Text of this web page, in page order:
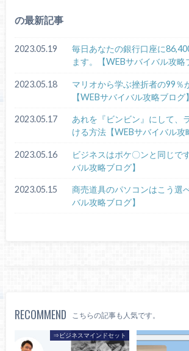
の最新記事
2023.05.19
毎日あなたの銀行口座に
ます。【WEBサバイバル攻略
2023.05.18
マリオから学ぶ挫折者の99％
【WEBサバイバル攻略ブログ】
2023.05.17
あれを『ビンビン』にして、
ける方法【WEBサバイバル攻
2023.05.16
ビジネスはポケ〇ンと同じで
バル攻略ブログ】
2023.05.15
商売道具のパソコンはこう選
バル攻略ブログ】
RECOMMEND こちらの記事も人気です。
⇒ビジネスマインドセット